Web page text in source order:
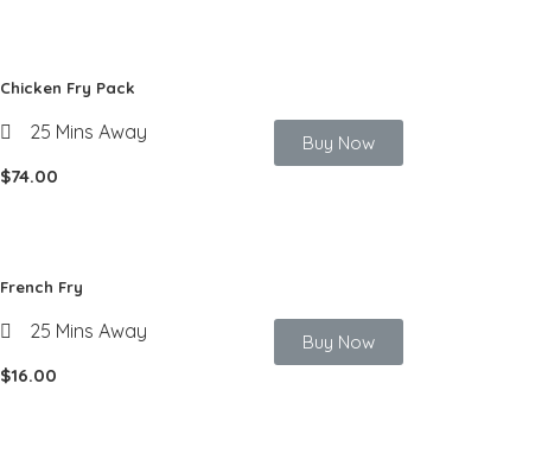
Chicken Fry Pack
25 Mins Away
$74.00
Buy Now
French Fry
25 Mins Away
$16.00
Buy Now